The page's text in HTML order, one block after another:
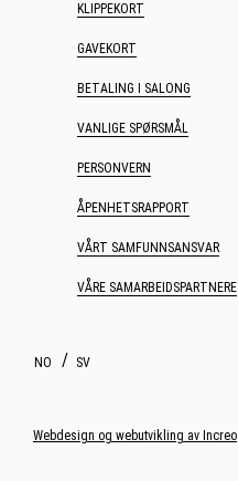
KLIPPEKORT
GAVEKORT
BETALING I SALONG
VANLIGE SPØRSMÅL
PERSONVERN
ÅPENHETSRAPPORT
VÅRT SAMFUNNSANSVAR
VÅRE SAMARBEIDSPARTNERE
NO SV
Webdesign og webutvikling av Increo